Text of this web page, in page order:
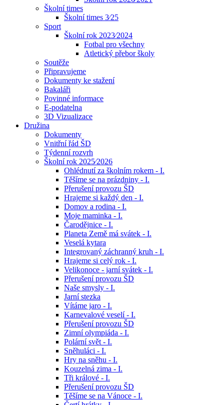
Školní times
Školní times 3⁄25
Sport
Školní rok 2023⁄2024
Fotbal pro všechny
Atletický přebor školy
Soutěže
Připravujeme
Dokumenty ke stažení
Bakaláři
Povinné informace
E-podatelna
3D Vizualizace
Družina
Dokumenty
Vnitřní řád ŠD
Týdenní rozvrh
Školní rok 2025⁄2026
Ohlédnutí za školním rokem - I.
Těšíme se na prázdniny - I.
Přerušení provozu ŠD
Hrajeme si každý den - I.
Domov a rodina - I.
Moje maminka - I.
Čarodějnice - I.
Planeta Země má svátek - I.
Veselá kytara
Integrovaný záchranný kruh - I.
Hrajeme si celý rok - I.
Velikonoce - jarní svátek - I.
Přerušení provozu ŠD
Naše smysly - I.
Jarní stezka
Vítáme jaro - I.
Karnevalové veselí - I.
Přerušení provozu ŠD
Zimní olympiáda - I.
Polární svět - I.
Sněhuláci - I.
Hry na sněhu - I.
Kouzelná zima - I.
Tři králové - I.
Přerušení provozu ŠD
Těšíme se na Vánoce - I.